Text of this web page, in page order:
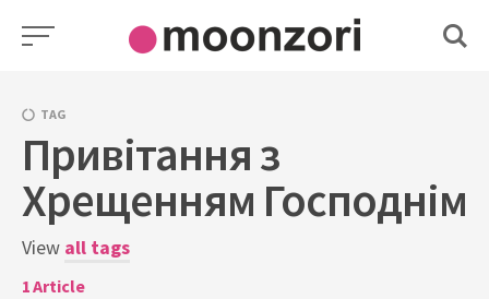
TAG
Привітання з
Хрещенням Господнім
View all tags
1Article